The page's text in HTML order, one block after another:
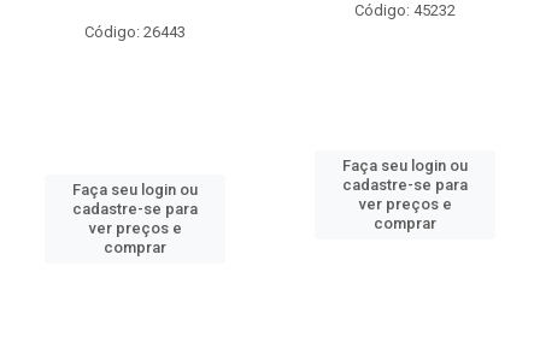
Código: 26443
Faça seu login ou
cadastre-se para
ver preços e
comprar
Código: 45232
Faça seu login ou
cadastre-se para
ver preços e
comprar